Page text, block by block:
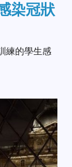
染冠狀
練的學生感